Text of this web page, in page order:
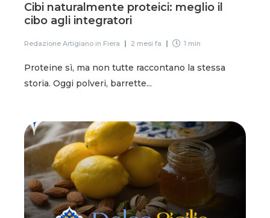
Cibi naturalmente proteici: meglio il
cibo agli integratori
Redazione Artigiano in Fiera 2 mesi fa 1 min
Proteine sì, ma non tutte raccontano la stessa
storia. Oggi polveri, barrette...